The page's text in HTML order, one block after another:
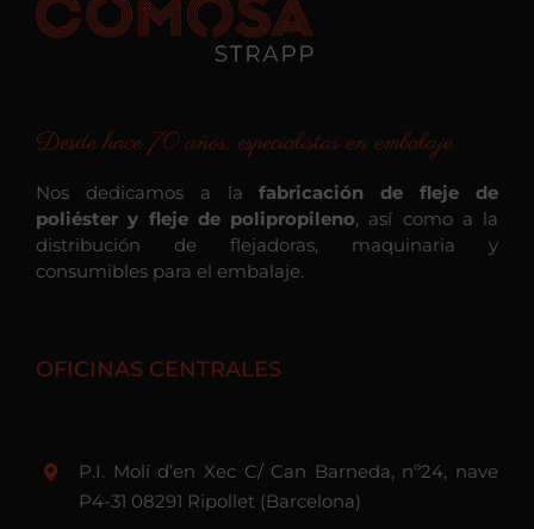
Desde hace 70 años, especialistas en embalaje
Nos dedicamos a lafabricación de fleje de
poliéster y fleje de polipropileno, así como a la
distribución de flejadoras, maquinaria y
consumibles para el embalaje.
OFICINAS CENTRALES
P.I. Molí d’en Xec C/ Can Barneda, nº24, nave
P4-31 08291 Ripollet (Barcelona)